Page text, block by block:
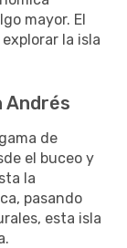
mayor. El
la isla
Andrés
de
el buceo y
la
pasando
esta isla